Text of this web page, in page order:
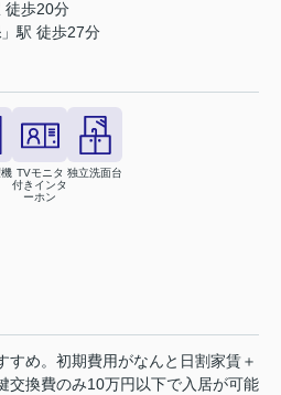
徒歩20分
」駅 徒歩27分
TVモニタ
付きインタ
ーホン
独立洗面台
すめ。初期費用がなんと日割家賃＋
交換費のみ10万円以下で入居が可能